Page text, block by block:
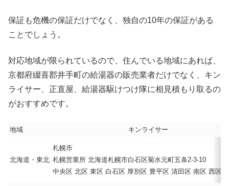
保証も危機の保証だけでなく、独自の10年の保証がある
ことでしょう。
対応地域が限られているので、住んでいる地域にあれば、
京都府綴喜郡井手町の給湯器の販売業者だけでなく、キン
ライサー、正直屋、給湯器駆けつけ隊に相見積もり取るの
がおすすめです。
地域 キンライサー
北海道・東北
札幌市
札幌営業所 北海道札幌市白石区菊水元町五条2-3-10
中央区 北区 東区 白石区 厚別区 豊平区 清田区 南区 西区